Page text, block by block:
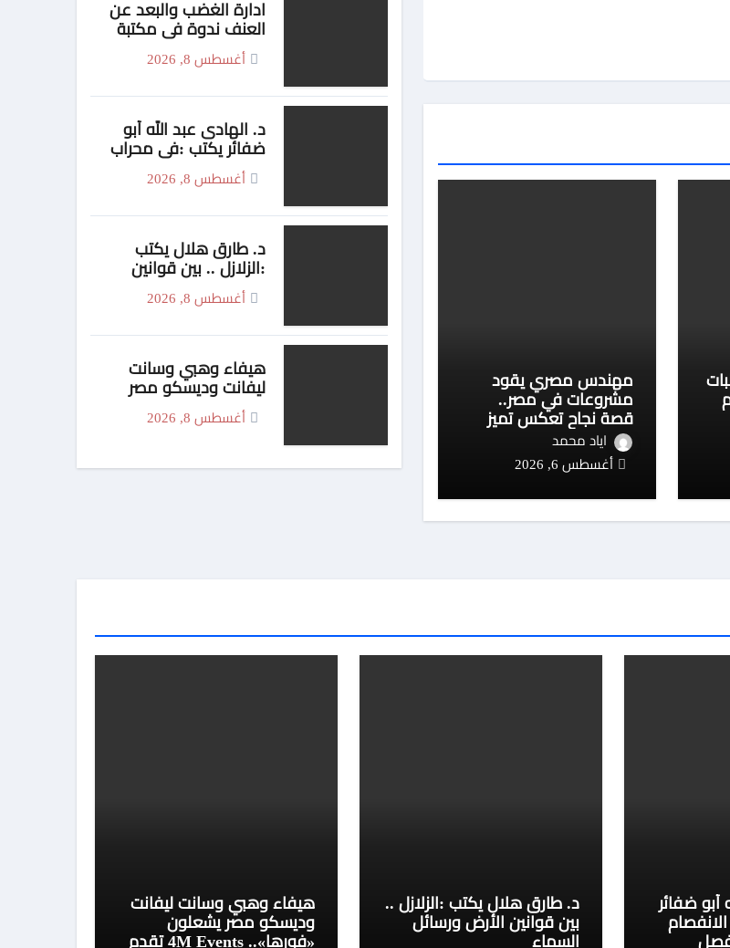
مهندس مصري يقود
مشروعات في مصر..
قصة نجاح تعكس تميز
الكفاءات المصرية في
قطاع التكنولوجيا
اياد محمد
أغسطس 6, 2026
ادارة الغضب والبعد عن
العنف ندوة فى مكتبة
مصر الجديدة للطفل غدا
الأحدأغسطس 8, 2026
د. الهادى عبد الله أبو
ضفائر يكتب :في محراب
الانفصام الأخلاقي.. حين
تنفصل الشعيرة عن
أغسطس 8, 2026
د. طارق هلال يكتب
:الزلازل .. بين قوانين
الأرض ورسائل السماء
أغسطس 8, 2026
هيفاء وهبي وسانت
ليفانت وديسكو مصر
Events تقدم ليلة
موسم جدة
أغسطس 8, 2026
أبو ضفائر
د. طارق هلال يكتب :الزلازل ..
بين قوانين الأرض ورسائل
السماء
هيفاء وهبي وسانت ليفانت
وديسكو مصر يشعلون
«فورها».. 4M Events تقدم